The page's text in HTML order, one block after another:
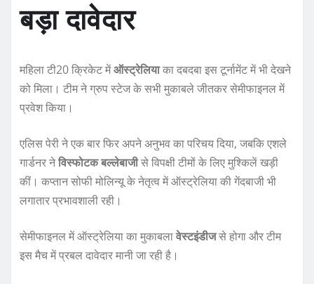
बड़ा दावेदार
महिला टी20 क्रिकेट मेंऑस्ट्रेलियाका दबदबा इस टूर्नामेंट में भी देखने
को मिला। टीम ने ग्रुप स्टेज के सभी मुकाबले जीतकर सेमीफाइनल में
प्रवेश किया।
एलिस पेरी ने एक बार फिर अपने अनुभव का परिचय दिया, जबकि एशले
गार्डनर नेविस्फोटक बल्लेबाजीसे विपक्षी टीमों के लिए मुश्किलें खड़ी
कीं। कप्तान सोफी मोलिन्यू के नेतृत्व में ऑस्ट्रेलिया की गेंदबाजी भी
लगातार प्रभावशाली रही।
सेमीफाइनल में ऑस्ट्रेलिया का मुकाबलावेस्टइंडीजसे होगा और टीम
इस मैच में प्रबल दावेदार मानी जा रही है।